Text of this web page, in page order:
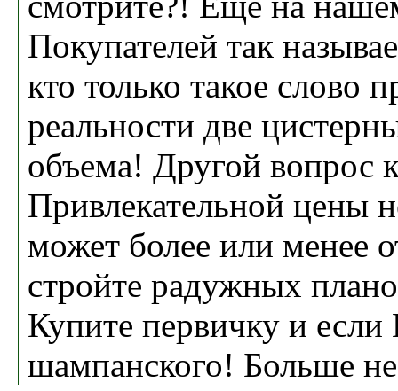
Покупателей так
кто только такое слово
реальности две
объема! Другой вопрос
Привлекательной цены
может более или менее
стройте радужных
Купите первичку и
шампанского! Больше